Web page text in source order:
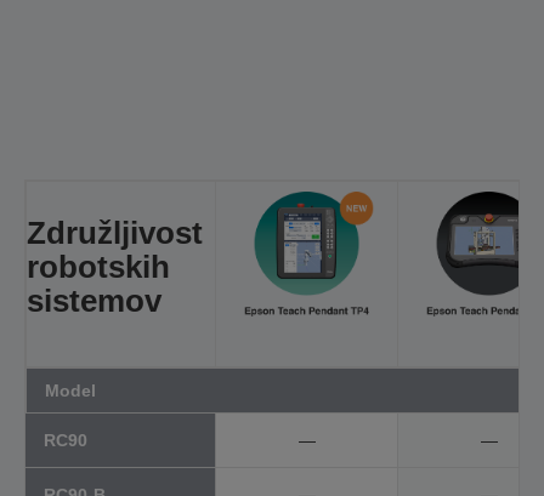
Združljivost
robotskih
sistemov
Model
RC90 — —